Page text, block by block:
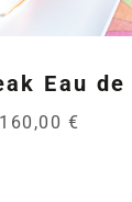
Eau
160,00 €